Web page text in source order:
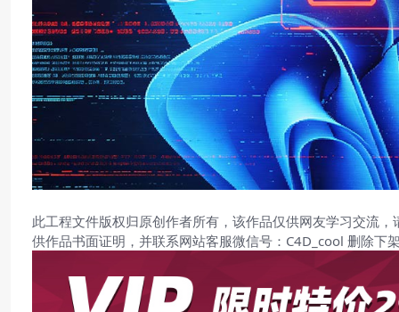
此工程文件版权归原创作者所有，该作品仅供网友学习交流
供作品书面证明，并联系网站客服微信号：C4D_cool 删除下架